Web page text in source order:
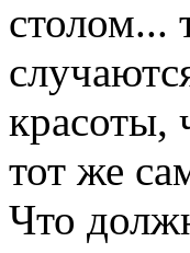
столом...
красоты,
тот же
Что